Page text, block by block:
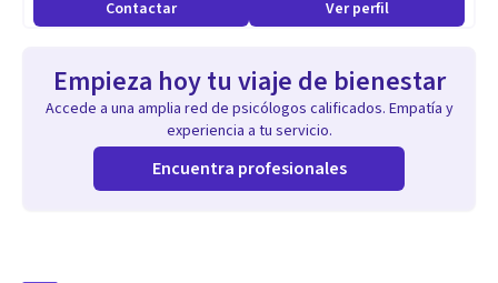
Trabajo de forma virtual por distintas plataformas
(Whatsapp o Zoom) con adolescentes, jóvenes y adultos.
Especialidad
Terapias y enfoques psicológicos
Contactar Ver perfil
Empieza hoy tu viaje de bienestar
Accede a una amplia red de psicólogos calificados. Empatía y
experiencia a tu servicio.
Encuentra profesionales